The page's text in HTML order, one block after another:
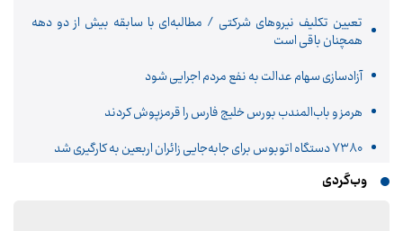
تعیین تکلیف نیروهای شرکتی / مطالبه‌ای با سابقه بیش از دو دهه
همچنان باقی است
آزادسازی سهام عدالت به نفع مردم اجرایی شود
هرمز و باب‌المندب بورس خلیج فارس را قرمزپوش کردند
۷۳۸۰ دستگاه اتوبوس برای جابه‌جایی زائران اربعین به‌ کارگیری شد
وب‌گردی